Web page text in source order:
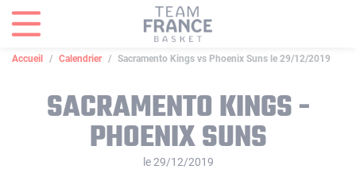
Accueil Calendrier Sacramento Kings vs Phoenix Suns le 29/12/2019
SACRAMENTO KINGS -
PHOENIX SUNS
le 29/12/2019
Panneau de gestion des cookies